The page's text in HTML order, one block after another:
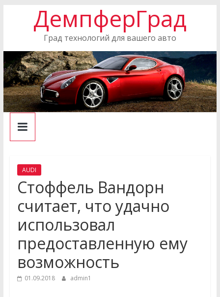
ДемпферГрад
Град технологий для вашего авто
AUDI
Стоффель Вандорн
считает, что удачно
использовал
предоставленную ему
возможность
01.09.2018 admin1